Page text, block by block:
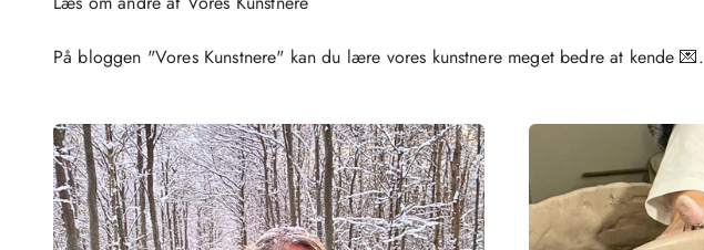
På bloggen "Vores Kunstnere" kan du lære vores kunstnere meget bedre at kende 💌.